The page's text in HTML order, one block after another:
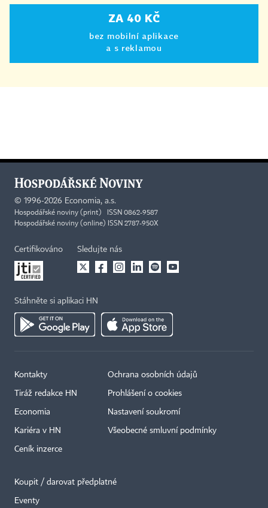
ZA 40 KČ
bez mobilní aplikace
a s reklamou
© 1996-2026 Economia, a.s.
Hospodářské noviny (print) ISSN 0862-9587
Hospodářské noviny (online) ISSN 2787-950X
Certifikováno Sledujte nás
Stáhněte si aplikaci HN
Kontakty
Tiráž redakce HN
Economia
Kariéra v HN
Ceník inzerce
Ochrana osobních údajů
Prohlášení o cookies
Nastavení soukromí
Všeobecné smluvní podmínky
Koupit / darovat předplatné
Eventy